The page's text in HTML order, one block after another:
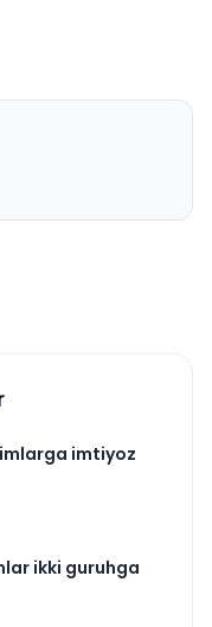
imtiyoz
ikki guruhga